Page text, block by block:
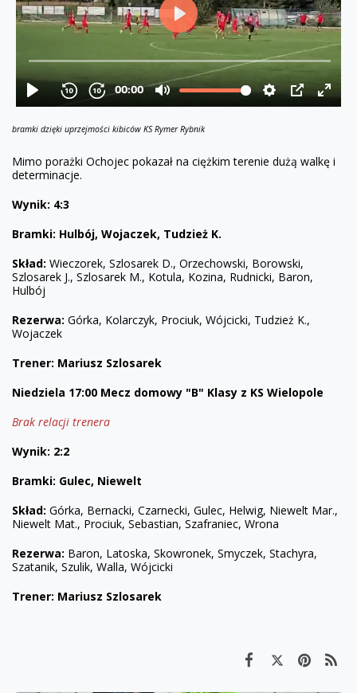
bramki dzięki uprzejmości kibiców KS Rymer Rybnik
Mimo porażki Ochojec pokazał na ciężkim terenie dużą walkę i
determinacje.
Wynik: 4:3
Bramki: Hulbój, Wojaczek, Tudzież K.
Skład: Wieczorek, Szlosarek D., Orzechowski, Borowski,
Szlosarek J., Szlosarek M., Kotula, Kozina, Rudnicki, Baron,
Hulbój
Rezerwa: Górka, Kolarczyk, Prociuk, Wójcicki, Tudzież K.,
Wojaczek
Trener: Mariusz Szlosarek
Niedziela 17:00 Mecz domowy "B" Klasy z KS Wielopole
Brak relacji trenera
Wynik: 2:2
Bramki: Gulec, Niewelt
Skład: Górka, Bernacki, Czarnecki, Gulec, Helwig, Niewelt Mar.,
Niewelt Mat., Prociuk, Sebastian, Szafraniec, Wrona
Rezerwa: Baron, Latoska, Skowronek, Smyczek, Stachyra,
Szatanik, Szulik, Walla, Wójcicki
Trener: Mariusz Szlosarek